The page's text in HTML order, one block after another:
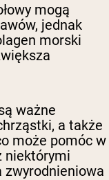
mogą
jednak
morski
ważne
a także
może pomóc w
niektórymi
zwyrodnieniowa